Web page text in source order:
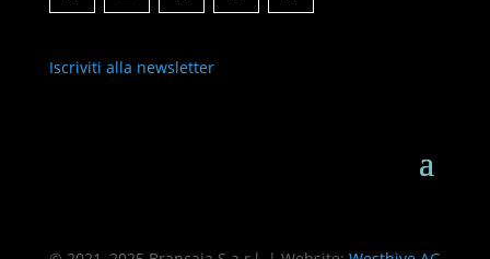
Iscriviti alla newsletter